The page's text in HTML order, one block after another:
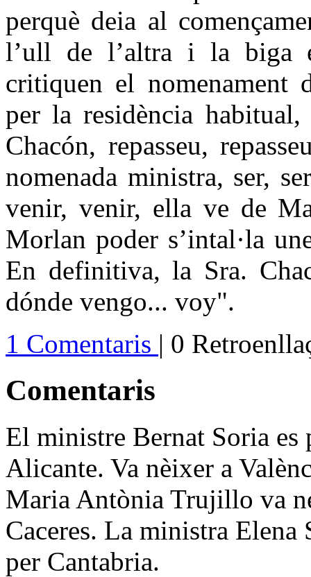
perquè deia al
l’ull de l’altra i la biga
critiquen el nomenament
per la residència
Chacón, repasseu,
nomenada ministra, ser,
venir, venir, ella ve de
Morlan poder s’intal·la
En definitiva, la Sra.
dónde vengo... voy".
1 Comentaris | 0
Comentaris
El ministre Bernat Soria es
Alicante. Va nèixer a
Maria Antònia Trujillo va
Caceres. La ministra Elena
per Cantabria.